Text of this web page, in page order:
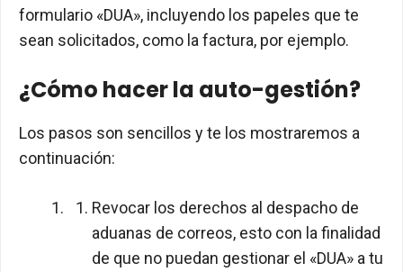
formulario «DUA», incluyendo los papeles que te
sean solicitados, como la factura, por ejemplo.
¿Cómo hacer la auto-gestión?
Los pasos son sencillos y te los mostraremos a
continuación:
Revocar los derechos al despacho de
aduanas de correos, esto con la finalidad
de que no puedan gestionar el «DUA» a tu